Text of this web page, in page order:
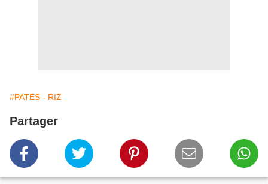
#PATES - RIZ
Partager